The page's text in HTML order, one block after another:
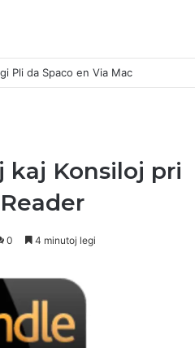
Pli da Spaco en Via Mac
kaj Konsiloj pri
0 4 minutoj legi